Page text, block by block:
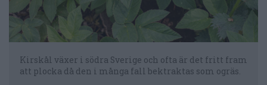
Kirskål växer i södra Sverige och ofta är det fritt fram
att plocka då den i många fall bektraktas som ogräs.